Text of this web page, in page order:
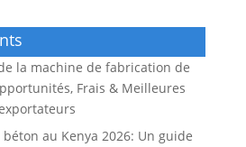
la machine de fabrication de
Frais & Meilleures
au Kenya 2026: Un guide